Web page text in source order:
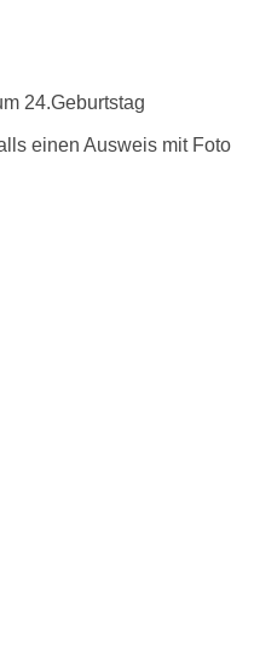
Kind
24.Geburtstag
einen Ausweis mit Foto